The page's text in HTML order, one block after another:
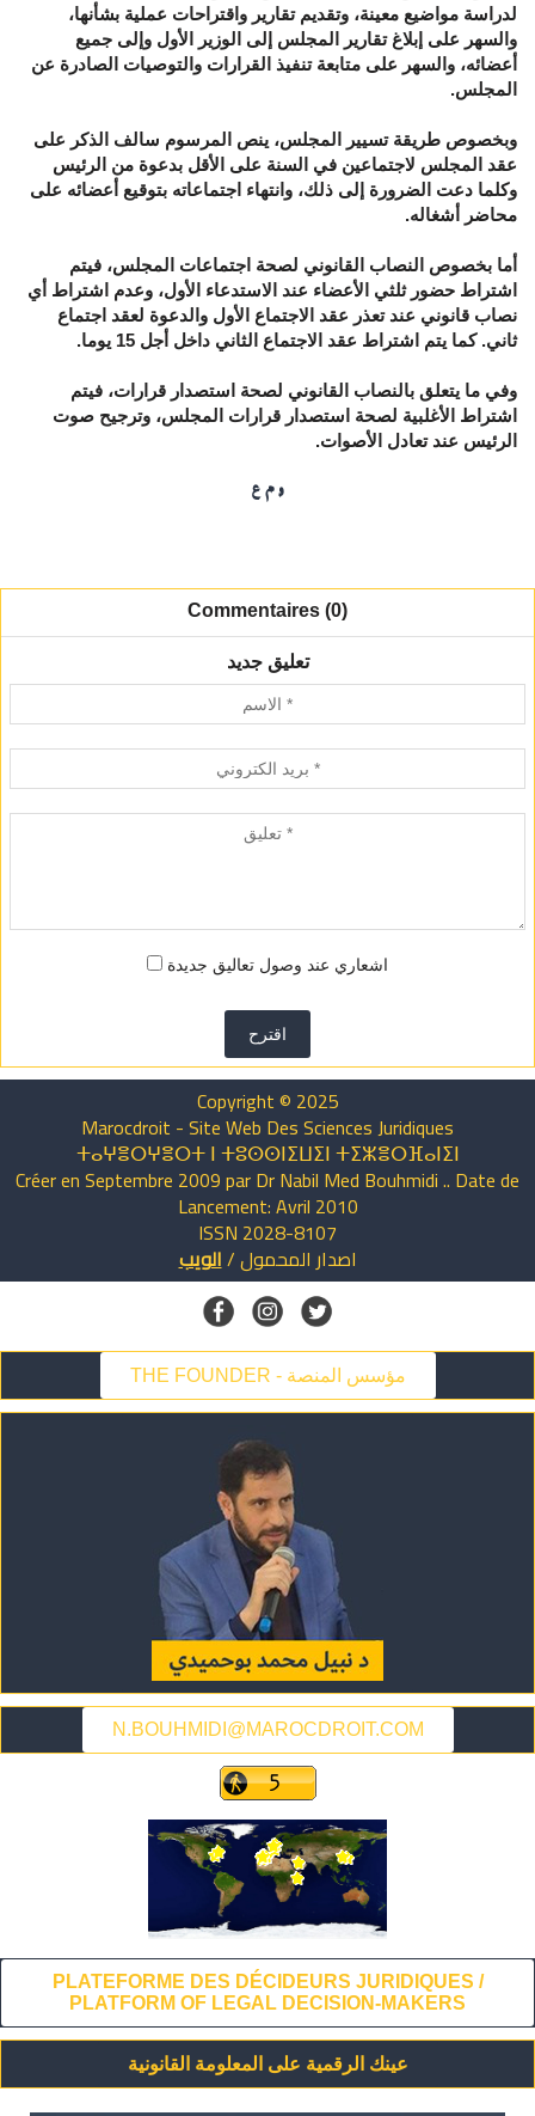
لدراسة مواضيع معينة، وتقديم تقارير واقتراحات عملية بشأنها،
والسهر على إبلاغ تقارير المجلس إلى الوزير الأول وإلى جميع
أعضائه، والسهر على متابعة تنفيذ القرارات والتوصيات الصادرة عن
المجلس.
وبخصوص طريقة تسيير المجلس، ينص المرسوم سالف الذكر على
عقد المجلس لاجتماعين في السنة على الأقل بدعوة من الرئيس
وكلما دعت الضرورة إلى ذلك، وانتهاء اجتماعاته بتوقيع أعضائه على
محاضر أشغاله.
أما بخصوص النصاب القانوني لصحة اجتماعات المجلس، فيتم
اشتراط حضور ثلثي الأعضاء عند الاستدعاء الأول، وعدم اشتراط أي
نصاب قانوني عند تعذر عقد الاجتماع الأول والدعوة لعقد اجتماع
ثاني. كما يتم اشتراط عقد الاجتماع الثاني داخل أجل 15 يوما.
وفي ما يتعلق بالنصاب القانوني لصحة استصدار قرارات، فيتم
اشتراط الأغلبية لصحة استصدار قرارات المجلس، وترجيح صوت
الرئيس عند تعادل الأصوات.
و م ع
Commentaires (0)
تعليق جديد
اشعاري عند وصول تعاليق جديدة
اقترح
Copyright © 2025
Marocdroit - Site Web Des Sciences Juridiques
ⵜⴰⵖⴻⵔⵖⴻⵔⵜ ⵏ ⵜⵓⵙⵙⵏⵉⵡⵉⵏ ⵜⵉⵣⴻⵔⴼⴰⵏⵉⵏ
Créer en Septembre 2009 par Dr Nabil Med Bouhmidi .. Date de
Lancement: Avril 2010
ISSN 2028-8107
اصدار المحمول/الويب
THE FOUNDER - مؤسس المنصة
N.BOUHMIDI@MAROCDROIT.COM
PLATEFORME DES DÉCIDEURS JURIDIQUES /
PLATFORM OF LEGAL DECISION-MAKERS
عينك الرقمية على المعلومة القانونية